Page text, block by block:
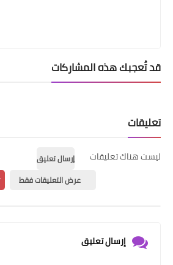
قد تُعجبك هذه المشاركات
تعليقات
ليست هناك تعليقات
إرسال تعليق
عرض التعليقات فقط
إرسال تعليق